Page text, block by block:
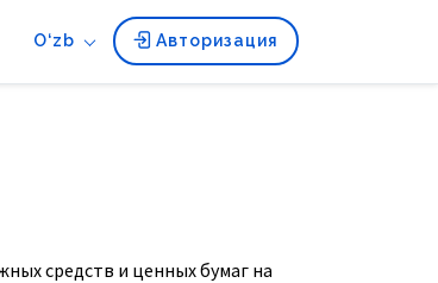
O‘zb Авторизация
средств и ценных бумаг на